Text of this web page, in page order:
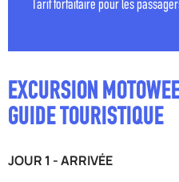
Tarif forfaitaire pour les
EXCURSION
GUIDE TOURISTIQUE
JOUR 1 - ARRIVÉE